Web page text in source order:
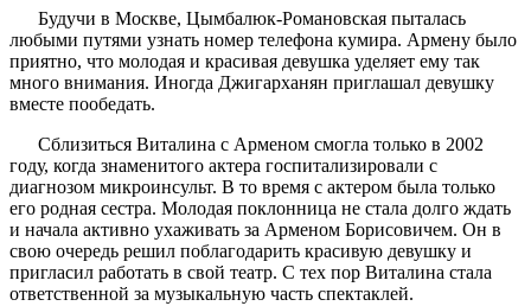
Будучи в Москве, Цымбалюк-Романовская пыталась
любыми путями узнать номер телефона кумира. Армену было
приятно, что молодая и красивая девушка уделяет ему так
много внимания. Иногда Джигарханян приглашал девушку
вместе пообедать.
Сблизиться Виталина с Арменом смогла только в 2002
году, когда знаменитого актера госпитализировали с
диагнозом микроинсульт. В то время с актером была только
его родная сестра. Молодая поклонница не стала долго ждать
и начала активно ухаживать за Арменом Борисовичем. Он в
свою очередь решил поблагодарить красивую девушку и
пригласил работать в свой театр. С тех пор Виталина стала
ответственной за музыкальную часть спектаклей.